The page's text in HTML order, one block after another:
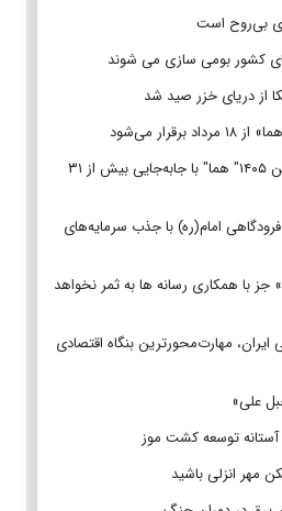
بی‌روح است
کشور بومی سازی می شوند
می‌شود
پایان عملیات پروازی اربعین ۱۴۰۵" هما" با جابه‌جایی بیش از ۳۱
امام(ره) با جذب سرمایه‌های
با همکاری رسانه ها به ثمر نخواهد
مهارت‌محورترین بنگاه اقتصادی
علی»
توسعه کشت موز
مهر انزلی باشید